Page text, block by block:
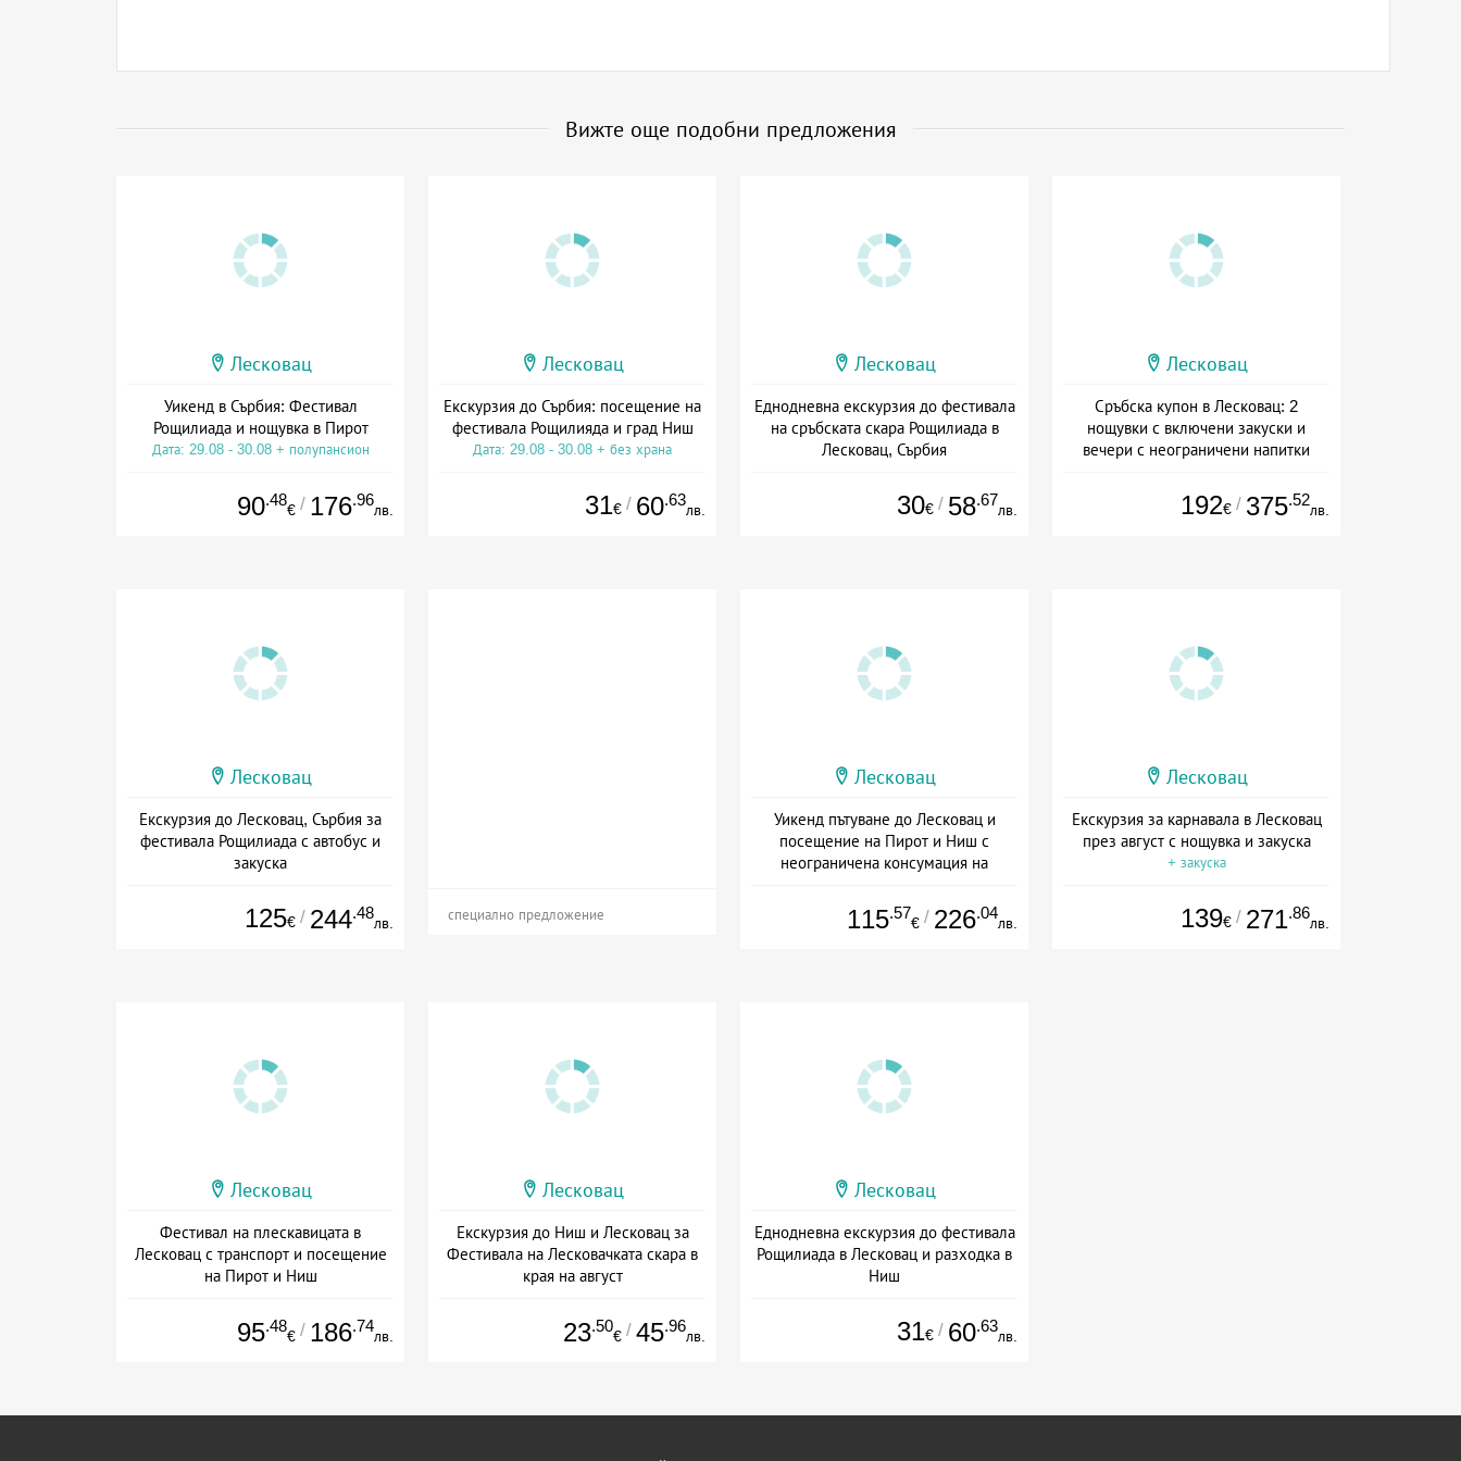
Вижте още подобни предложения
Лесковац
Уикенд в Сърбия: Фестивал
Рощилиада и нощувка в Пирот
Дата: 29.08 - 30.08 + полупансион
90.48
€ / 176.96
лв.
Лесковац
Екскурзия до Сърбия: посещение на
фестивала Рощилияда и град Ниш
Дата: 29.08 - 30.08 + без храна
31€ / 60.63
лв.
Лесковац
Еднодневна екскурзия до фестивала
на сръбската скара Рощилиада в
Лесковац, Сърбия
30€ / 58.67
лв.
Лесковац
Сръбска купон в Лесковац: 2
нощувки с включени закуски и
вечери с неограничени напитки
192€ / 375.52
лв.
Лесковац
Екскурзия до Лесковац, Сърбия за
фестивала Рощилиада с автобус и
закуска
125€ / 244.48
лв. специално предложение
Лесковац
Уикенд пътуване до Лесковац и
посещение на Пирот и Ниш с
неограничена консумация на
+ полупансион
115.57
€ / 226.04
лв.
Лесковац
Екскурзия за карнавала в Лесковац
през август с нощувка и закуска
+ закуска
139€ / 271.86
лв.
Лесковац
Фестивал на плескавицата в
Лесковац с транспорт и посещение
на Пирот и Ниш
95.48
€ / 186.74
лв.
Лесковац
Екскурзия до Ниш и Лесковац за
Фестивала на Лесковачката скара в
края на август
23.50
€ / 45.96
лв.
Лесковац
Еднодневна екскурзия до фестивала
Рощилиада в Лесковац и разходка в
Ниш
31€ / 60.63
лв.